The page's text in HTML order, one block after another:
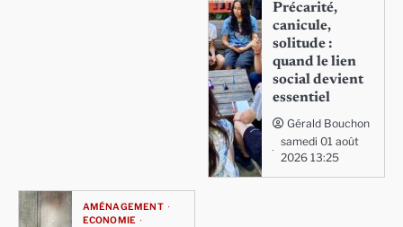
Précarité,
canicule,
solitude :
quand le lien
social devient
essentiel
Gérald Bouchon
samedi 01 août
2026 13:25
AMÉNAGEMENT
ECONOMIE